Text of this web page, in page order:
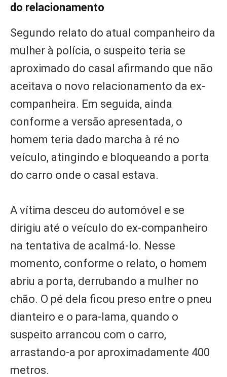
do relacionamento
Segundo relato do atual companheiro da
mulher à polícia, o suspeito teria se
aproximado do casal afirmando que não
aceitava o novo relacionamento da ex-
companheira. Em seguida, ainda
conforme a versão apresentada, o
homem teria dado marcha à ré no
veículo, atingindo e bloqueando a porta
do carro onde o casal estava.
A vítima desceu do automóvel e se
dirigiu até o veículo do ex-companheiro
na tentativa de acalmá-lo. Nesse
momento, conforme o relato, o homem
abriu a porta, derrubando a mulher no
chão. O pé dela ficou preso entre o pneu
dianteiro e o para-lama, quando o
suspeito arrancou com o carro,
arrastando-a por aproximadamente 400
metros.